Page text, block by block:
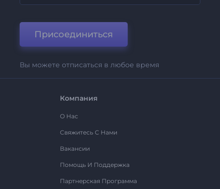
Присоединиться
Вы можете отписаться в любое время
Компания
О Нас
Свяжитесь С Нами
Вакансии
Помощь И Поддержка
Партнерская Программа